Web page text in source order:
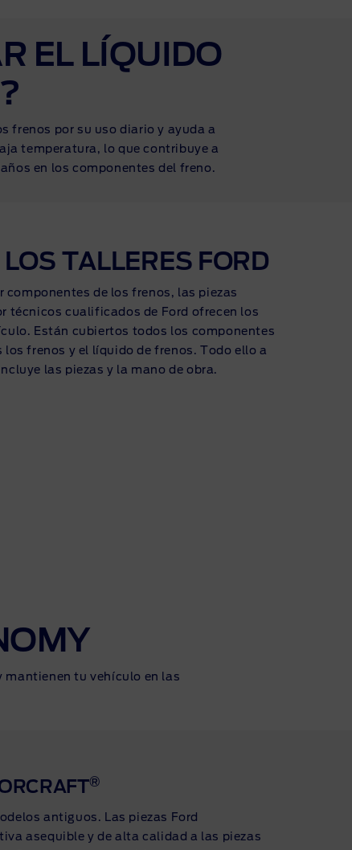
EL LÍQUIDO
frenos por su uso diario y ayuda a
temperatura, lo que contribuye a
en los componentes del freno.
TALLERES FORD
componentes de los frenos, las piezas
técnicos cualificados de Ford ofrecen los
Están cubiertos todos los componentes
frenos y el líquido de frenos. Todo ello a
las piezas y la mano de obra.
mantienen tu vehículo en las
®
antiguos. Las piezas Ford
asequible y de alta calidad a las piezas